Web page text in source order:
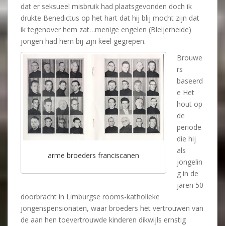
dat er seksueel misbruik had plaatsgevonden doch ik
drukte Benedictus op het hart dat hij blij mocht zijn dat
ik tegenover hem zat…menige engelen (Bleijerheide)
jongen had hem bij zijn keel gegrepen.
arme broeders franciscanen
Brouwe
rs
baseerd
e Het
hout op
de
periode
die hij
als
jongelin
g in de
jaren 50
doorbracht in Limburgse rooms-katholieke
jongenspensionaten, waar broeders het vertrouwen van
de aan hen toevertrouwde kinderen dikwijls ernstig